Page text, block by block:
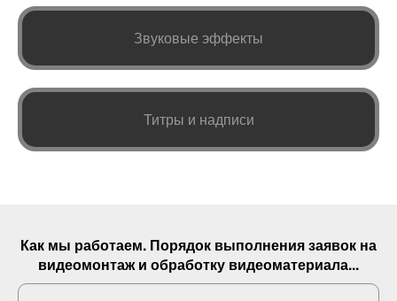
Звуковые эффекты
Титры и надписи
Как мы работаем. Порядок выполнениязаявок на
видеомонтаж и обработку видеоматериала...